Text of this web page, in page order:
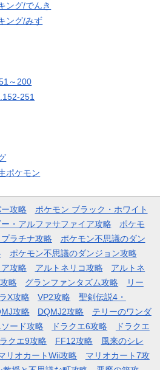
ング/でんき
ング/みず
～200
251
ポケモン
攻略
ポケモン ブラック・ホワイト
・アルファサファイア攻略
ポケモ
ラチナ攻略
ポケモン不思議のダン
ポケモン不思議のダンジョン攻略
攻略
アルトネリコ攻略
アルトネ
略 グランファンタズム攻略
リー
X攻略 VP2攻略
聖剣伝説4・
攻略 DQMJ2攻略
テリーのワンダ
ソード攻略 ドラクエ6攻略
ドラクエ
ラクエ9攻略 FF12攻略
風来のシレ
リオカートWii攻略
マリオカート7攻